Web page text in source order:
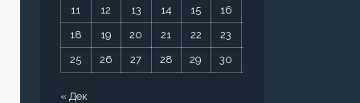
11 12 13 14 15 16
18 19 20 21 22 23
25 26 27 28 29 30
« Дек